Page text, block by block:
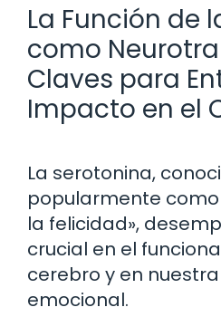
La Función de
como
Claves para
Impacto en el
La serotonina,
popularmente
la felicidad»,
crucial en el
cerebro y en
emocional.